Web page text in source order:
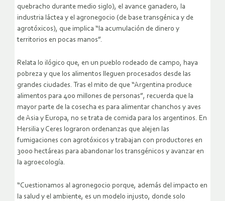
quebracho durante medio siglo), el avance ganadero, la
industria láctea y el agronegocio (de base transgénica y de
agrotóxicos), que implica “la acumulación de dinero y
territorios en pocas manos”.
Relata lo ilógico que, en un pueblo rodeado de campo, haya
pobreza y que los alimentos lleguen procesados desde las
grandes ciudades. Tras el mito de que “Argentina produce
alimentos para 400 millones de personas”, recuerda que la
mayor parte de la cosecha es para alimentar chanchos y aves
de Asia y Europa, no se trata de comida para los argentinos. En
Hersilia y Ceres lograron ordenanzas que alejen las
fumigaciones con agrotóxicos y trabajan con productores en
3000 hectáreas para abandonar los transgénicos y avanzar en
la agroecología.
“Cuestionamos al agronegocio porque, además del impacto en
la salud y el ambiente, es un modelo injusto, donde solo